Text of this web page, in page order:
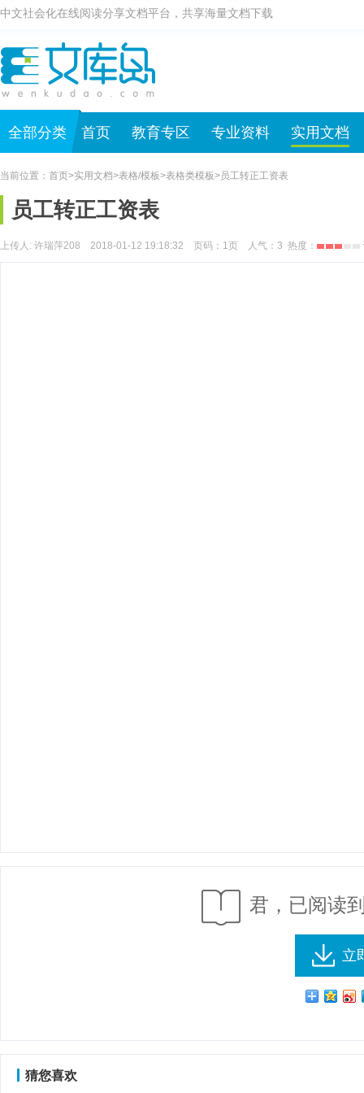
中文社会化在线阅读分享文档平台，共享海量文档下载
全部分类 首页 教育专区 专业资料 实用文档
当前位置： 首页>实用文档>表格/模板>表格类模板>员工转正工资表
员工转正工资表
上传人: 许瑞萍208 2018-01-12 19:18:32 页码： 1页 人气： 3 热度：
君，已阅读
立
猜您喜欢